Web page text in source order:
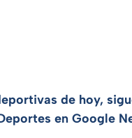
de hoy,
en Google